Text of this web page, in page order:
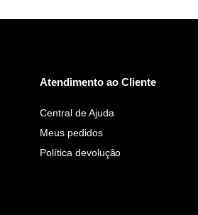
Atendimento ao Cliente
Central de Ajuda
Meus pedidos
Política devolução